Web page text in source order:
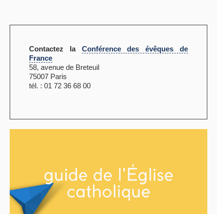
Contactez la Conférence des évêques de
France
58, avenue de Breteuil
75007 Paris
tél. : 01 72 36 68 00